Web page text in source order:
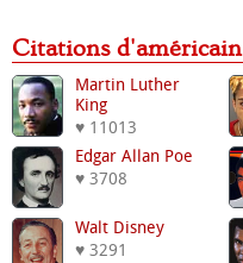
Citations d'américain
Martin Luther
King
♥ 11013
Edgar Allan Poe
♥ 3708
Walt Disney
♥ 3291